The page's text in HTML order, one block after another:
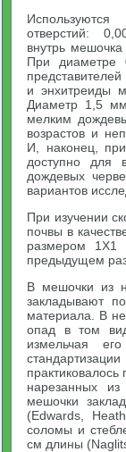
отверстий:
внутрь мешочка
При диаметре
и энхитреиды
Диаметр 1,5 мм
мелким
возрастов и
И, наконец,
доступно для
дождевых
вариантов
При изучении
почвы в
размером 1X1
предыдущем
В мешочки из
закладывают
материала. В
опад в том
измельчая
нарезанных
мешочки
(Edwards,
соломы и
см длины